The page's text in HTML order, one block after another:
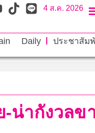
4 ส.ค. 2026
Daily ประชาสัม
น่ากังวลข